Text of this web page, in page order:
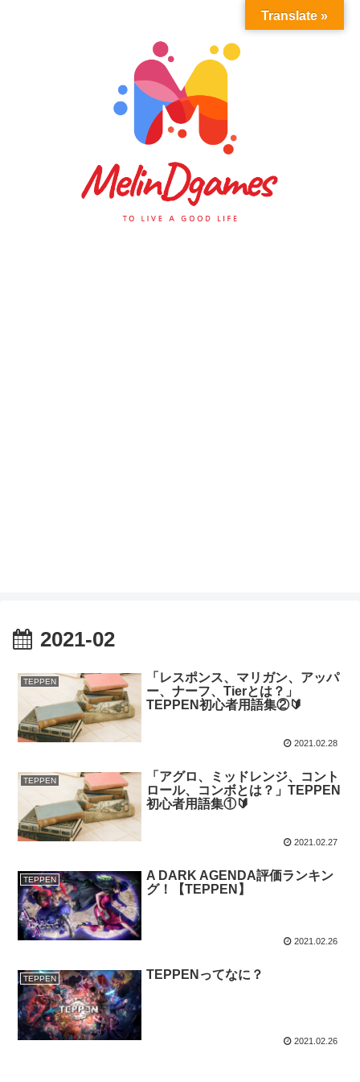
2021-02
TEPPEN
「レスポンス、マリガン、アッパ
ー、ナーフ、Tierとは？」
TEPPEN初心者用語集②🔰
2021.02.28
TEPPEN
「アグロ、ミッドレンジ、コント
ロール、コンボとは？」TEPPEN
初心者用語集①🔰
2021.02.27
TEPPEN
A DARK AGENDA評価ランキン
グ！【TEPPEN】
2021.02.26
TEPPEN TEPPENってなに？
2021.02.26
Translate »